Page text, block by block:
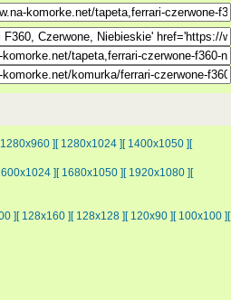
][ 1280x1024 ][ 1400x1050 ][
][ 1680x1050 ][ 1920x1080 ][
][ 128x160 ][ 128x128 ][ 120x90 ][ 100x100 ][